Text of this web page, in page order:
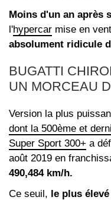
Moins d'un an après
l'hypercar mise en
absolument ridicule
BUGATTI
UN MORCEAU
Version la plus
dont la 500ème et
Super Sport 300+ a
août 2019 en
490,484 km/h.
Ce seuil, le plus